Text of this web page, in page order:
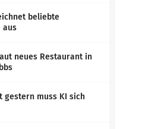
beliebte
aus
neues Restaurant in
gestern muss KI sich